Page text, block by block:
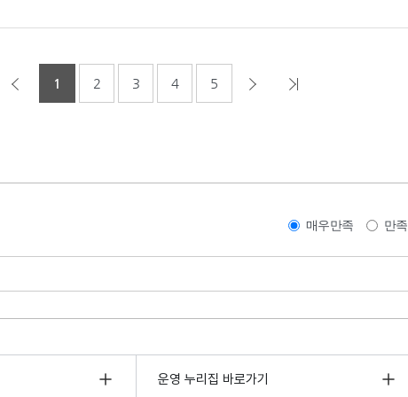
1 2 3 4 5
매우만족 만족
운영 누리집 바로가기